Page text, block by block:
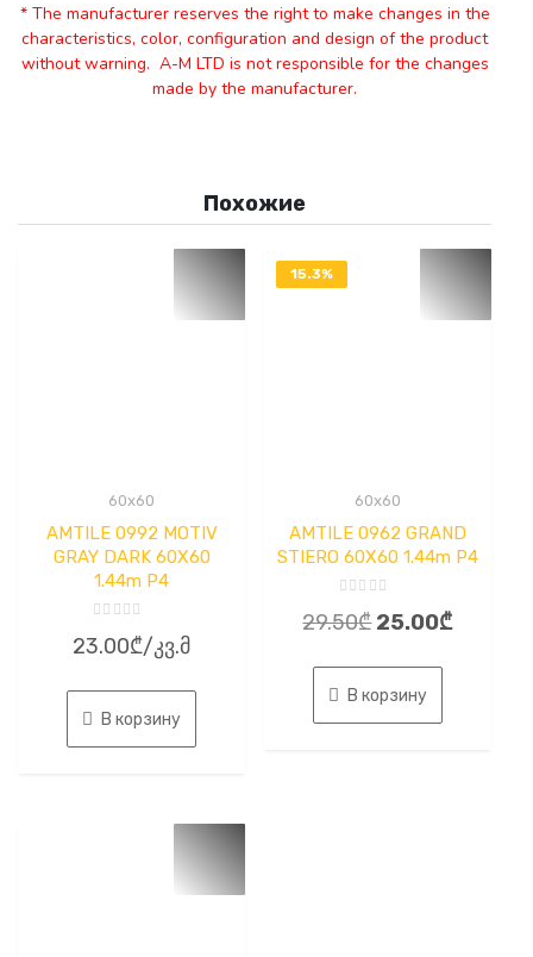
* The manufacturer reserves the right to make changes in the
characteristics, color, configuration and design of the product
without warning. A-M LTD is not responsible for the changes
made by the manufacturer.
Похожие
60x60
AMTILE 0992 MOTIV
GRAY DARK 60X60
1.44m P4
0
23.00₾/კვ.მ
В корзину
15.3%
60x60
AMTILE 0962 GRAND
STIERO 60X60 1.44m P4
0
29.50₾
составляла
29.50₾.
25.00₾
В корзину